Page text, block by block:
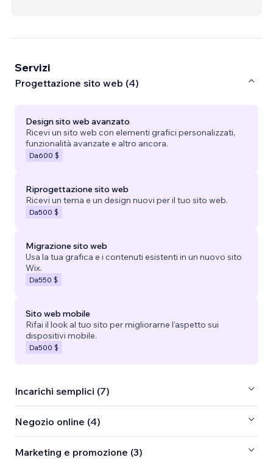
Servizi
Progettazione sito web (4)
Design sito web avanzato
Ricevi un sito web con elementi grafici personalizzati,
funzionalità avanzate e altro ancora.
Da600 $
Riprogettazione sito web
Ricevi un tema e un design nuovi per il tuo sito web.
Da500 $
Migrazione sito web
Usa la tua grafica e i contenuti esistenti in un nuovo sito
Wix.
Da550 $
Sito web mobile
Rifai il look al tuo sito per migliorarne l'aspetto sui
dispositivi mobile.
Da500 $
Incarichi semplici (7)
Negozio online (4)
Marketing e promozione (3)